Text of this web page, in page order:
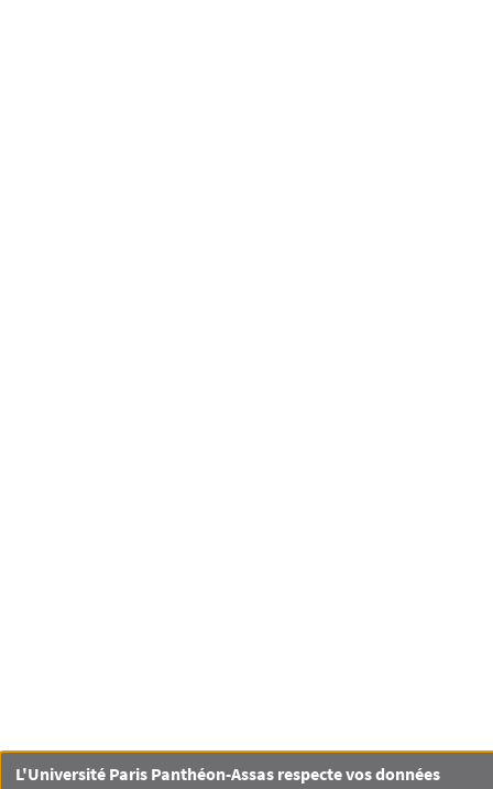
L'Université Paris Panthéon-Assas respecte vos données